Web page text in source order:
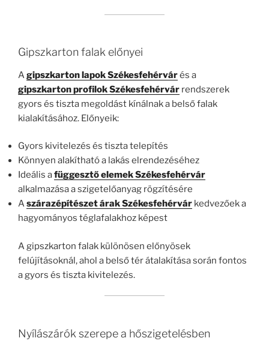
Gipszkarton falak előnyei
Agipszkarton lapok Székesfehérvárés a
gipszkarton profilok Székesfehérvár rendszerek
gyors és tiszta megoldást kínálnak a belső falak
kialakításához. Előnyeik:
Gyors kivitelezés és tiszta telepítés
Könnyen alakítható a lakás elrendezéséhez
Ideális afüggesztő elemek Székesfehérvár
alkalmazása a szigetelőanyag rögzítésére
Aszárazépítészet árak Székesfehérvár kedvezőek a
hagyományos téglafalakhoz képest
A gipszkarton falak különösen előnyösek
felújításoknál, ahol a belső tér átalakítása során fontos
a gyors és tiszta kivitelezés.
Nyílászárók szerepe a hőszigetelésben